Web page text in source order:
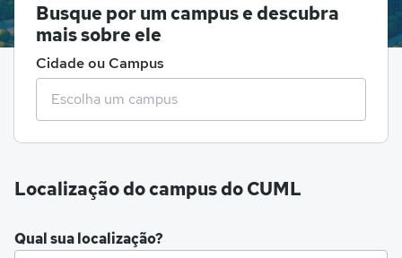
Busque por um campus e descubra
mais sobre ele
Cidade ou Campus
Localização do campus do CUML
Qual sua localização?